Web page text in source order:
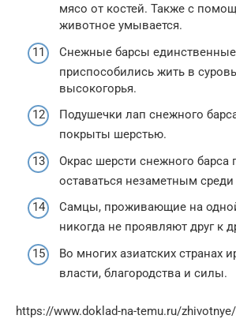
мясо от костей. Также с
животное умывается.
Снежные барсы
приспособились жить в
высокогорья.
Подушечки лап снежного
покрыты шерстью.
Окрас шерсти снежного барса
оставаться незаметным среди
Самцы, проживающие на
никогда не проявляют друг к
Во многих азиатских странах
власти, благородства и силы.
https://www.doklad-na-temu.ru/